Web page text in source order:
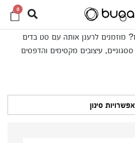
0
מוזמנים לרענן אותה עם סט בדים
עיצובים מקסימים והדפסים
אפשרויות סינון